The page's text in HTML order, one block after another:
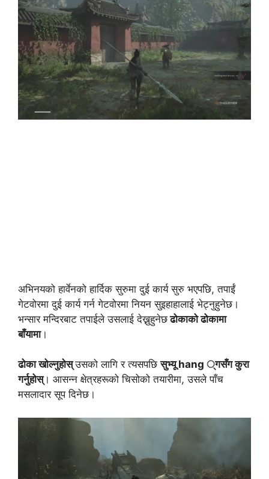
अभिनयको हार्वेनको हार्दिक सुरुमा दुई कार्य सुरु भएपछि, तपाईं
गेटवोरमा दुई कार्य गर्न गेटवोरमा नियन सुइहाहालाई भेट्नुहुनेछ।
भन्सार मन्दिरबाट तपाईले उसलाई देख्नुहुनेछढोकाको ढोकामा
बाँयामा।
ढोका खोल्नुहोस्उसको लागि र त्यसपछिसुभ्यू hang ्गसँग कुरा
गर्नुहोस्। आसन्न क्षेत्रहरूको चिसोको तयारीमा, उसले पाँच
मसलादार सूप दिनेछ।